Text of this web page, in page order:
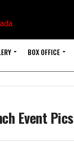
BOX OFFICE
Event Pics